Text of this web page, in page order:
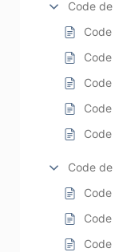
Code
Code
Code
Code
Code
Code
Code